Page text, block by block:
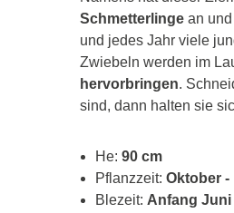
Schmetterlingean und
und jedes Jahr viele
Zwiebeln werden im
hervorbringen.
sind, dann halten sie
He: 90 cm
Pflanzzeit: Oktober -
Blezeit: Anfang Juni